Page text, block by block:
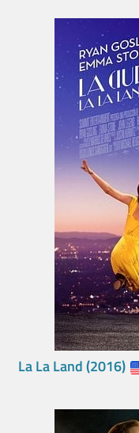
La La Land (2016)